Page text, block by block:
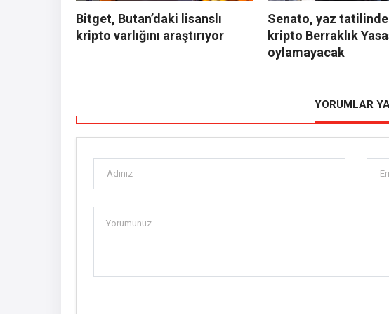
Bitget, Butan’daki lisanslı
kripto varlığını araştırıyor
Senato, yaz
kripto Berraklık
oylamayacak
YORUMLAR